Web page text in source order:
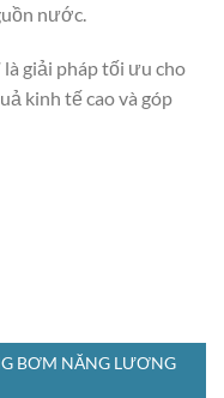
nước.
là giải pháp tối ưu cho
kinh tế cao và góp
BƠM NĂNG LƯƠNG